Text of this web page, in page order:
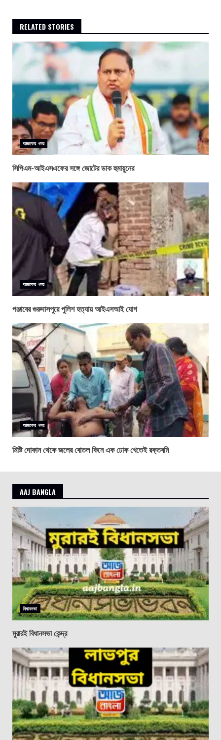
RELATED STORIES
আজকের খবর
সিপিএম-আইএসএফের সঙ্গে জোটের ডাক হুমায়ুনের
আজকের খবর
পঞ্জাবের গুরুদাসপুরে পুলিশ হত্যায় আইএসআই যোগ
আজকের খবর
মিষ্টি দোকান থেকে জলের বোতল কিনে এক ঢোক খেতেই রক্তবমি
AAJ BANGLA
বিধানসভা
মুরারই বিধানসভা কেন্দ্র